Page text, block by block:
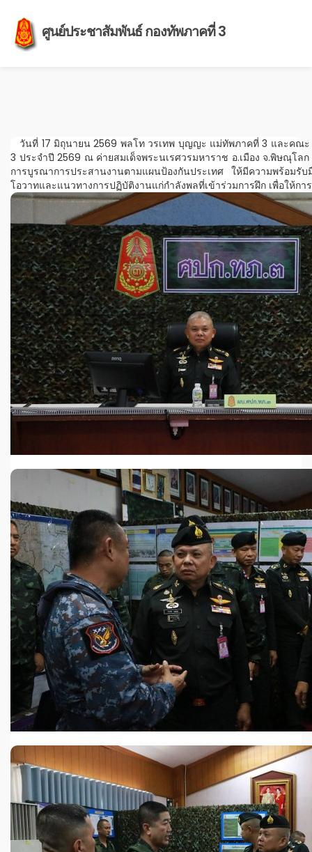
ศูนย์ประชาสัมพันธ์ กองทัพภาคที่ 3
วันที่ 17 มิถุนายน 2569 พลโท วรเทพ บุญญะ แม่ทัพภาคที่ 3 และคณะ
3 ประจำปี 2569 ณ ค่ายสมเด็จพระนเรศวรมหาราช อ.เมือง จ.พิษณุโ
การบูรณาการประสานงานตามแผนป้องกันประเทศ ให้มีความพร้อม
โอวาทและแนวทางการปฏิบัติงานแก่กำลังพลที่เข้าร่วมการฝึก เพื่อให้ก